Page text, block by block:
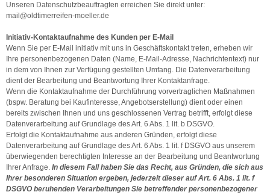
Unseren Datenschutzbeauftragten erreichen Sie direkt unter:
mail@oldtimerreifen-moeller.de
Initiativ-Kontaktaufnahme des Kunden per E-Mail
Wenn Sie per E-Mail initiativ mit uns in Geschäftskontakt treten, erheben wir
Ihre personenbezogenen Daten (Name, E-Mail-Adresse, Nachrichtentext) nur
in dem von Ihnen zur Verfügung gestellten Umfang. Die Datenverarbeitung
dient der Bearbeitung und Beantwortung Ihrer Kontaktanfrage.
Wenn die Kontaktaufnahme der Durchführung vorvertraglichen Maßnahmen
(bspw. Beratung bei Kaufinteresse, Angebotserstellung) dient oder einen
bereits zwischen Ihnen und uns geschlossenen Vertrag betrifft, erfolgt diese
Datenverarbeitung auf Grundlage des Art. 6 Abs. 1 lit. b DSGVO.
Erfolgt die Kontaktaufnahme aus anderen Gründen, erfolgt diese
Datenverarbeitung auf Grundlage des Art. 6 Abs. 1 lit. f DSGVO aus unserem
überwiegenden berechtigten Interesse an der Bearbeitung und Beantwortung
Ihrer Anfrage. In diesem Fall haben Sie das Recht, aus Gründen, die sich aus
Ihrer besonderen Situation ergeben, jederzeit dieser auf Art. 6 Abs. 1 lit. f
DSGVO beruhenden Verarbeitungen Sie betreffender personenbezogener